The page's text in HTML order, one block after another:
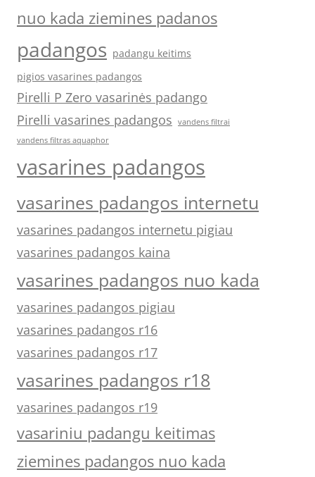
nuo kada ziemines padanos
padangos padangu keitims
pigios vasarines padangos
Pirelli P Zero vasarinės padango
Pirelli vasarines padangos
vandens filtrai
vandens filtras aquaphor
vasarines padangos
vasarines padangos internetu
vasarines padangos internetu pigiau
vasarines padangos kaina
vasarines padangos nuo kada
vasarines padangos pigiau
vasarines padangos r16
vasarines padangos r17
vasarines padangos r18
vasarines padangos r19
vasariniu padangu keitimas
ziemines padangos nuo kada